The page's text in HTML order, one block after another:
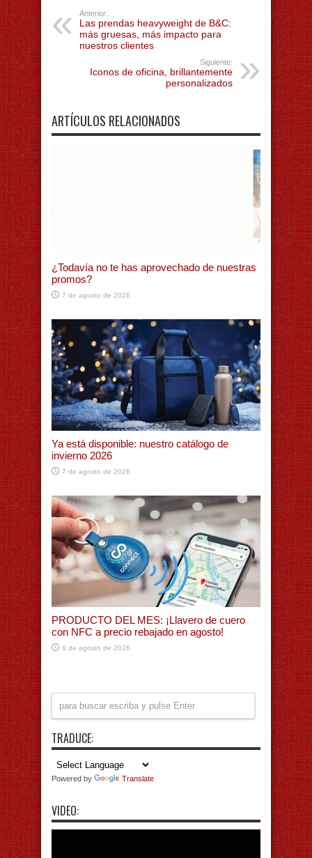
Anterior:
Las prendas heavyweight de B&C:
más gruesas, más impacto para
nuestros clientes
Siguiente:
Iconos de oficina, brillantemente
personalizados
ARTÍCULOS RELACIONADOS
¿Todavía no te has aprovechado de nuestras
promos?
7 de agosto de 2026
Ya está disponible: nuestro catálogo de
invierno 2026
7 de agosto de 2026
PRODUCTO DEL MES: ¡Llavero de cuero
con NFC a precio rebajado en agosto!
6 de agosto de 2026
TRADUCE:
Powered by Translate
VIDEO: